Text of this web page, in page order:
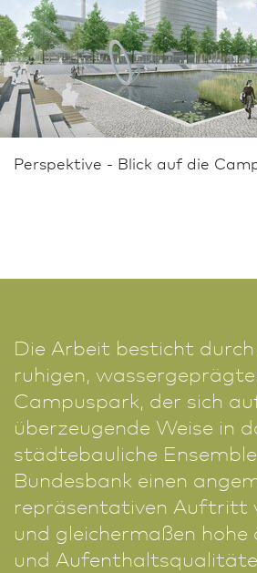
Perspektive - Blick auf die
Die Arbeit besticht durch
ruhigen,
Campuspark, der sich
überzeugende Weise in
städte­bau­liche
Bundes­bank einen
repräsentativen Auftritt
und gleichermaßen hohe
und